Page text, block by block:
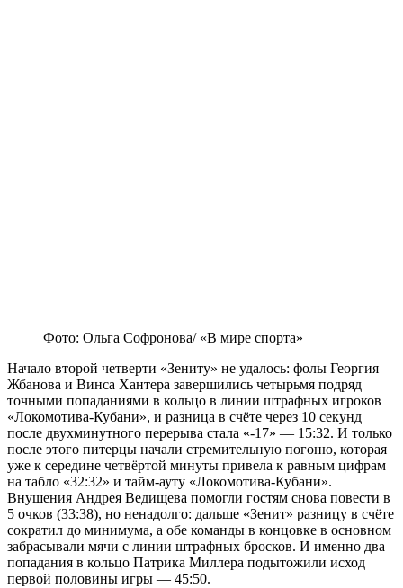
Фото: Ольга Софронова/ «В мире спорта»
Начало второй четверти «Зениту» не удалось: фолы Георгия
Жбанова и Винса Хантера завершились четырьмя подряд
точными попаданиями в кольцо в линии штрафных игроков
«Локомотива-Кубани», и разница в счёте через 10 секунд
после двухминутного перерыва стала «-17» — 15:32. И только
после этого питерцы начали стремительную погоню, которая
уже к середине четвёртой минуты привела к равным цифрам
на табло «32:32» и тайм-ауту «Локомотива-Кубани».
Внушения Андрея Ведищева помогли гостям снова повести в
5 очков (33:38), но ненадолго: дальше «Зенит» разницу в счёте
сократил до минимума, а обе команды в концовке в основном
забрасывали мячи с линии штрафных бросков. И именно два
попадания в кольцо Патрика Миллера подытожили исход
первой половины игры — 45:50.